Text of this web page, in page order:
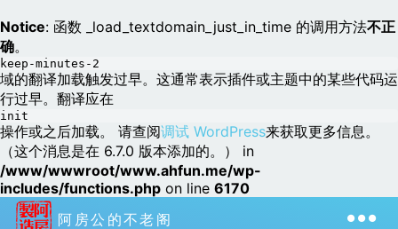
Notice: 函数 _load_textdomain_just_in_time 的调用方法不正
确。
keep-minutes-2
域的翻译加载触发过早。这通常表示插件或主题中的某些代码运
行过早。翻译应在
init
操作或之后加载。 请查阅调试 WordPress来获取更多信息。
（这个消息是在 6.7.0 版本添加的。） in
/www/wwwroot/www.ahfun.me/wp-
includes/functions.php on line 6170
阿房公的不老阁